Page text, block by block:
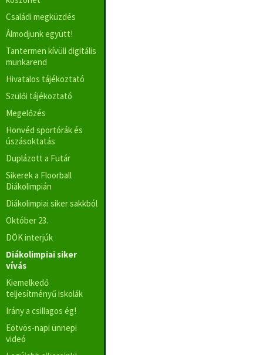
Családi megküzdés
Álmodjunk együtt!
Tantermen kívüli digitális
munkarend
Hivatalos tájékoztató
Szülői tájékoztató
Megelőzés
Honvéd sportórák és
úszásoktatás
Duplázott a Futár
Sikerek a Floorball
Diákolimpián
Diákolimpiai siker sakkból
Október 23.
DÖK interjúk
Diákolimpiai siker
vívás
Kiemelkedő
teljesítményű iskolák
Irány a csillagos ég!
Eötvös-napi ünnepi
videó